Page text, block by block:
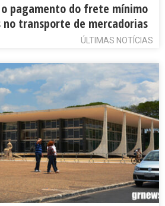
pagamento do frete mínimo
no transporte de mercadorias
ÚLTIMAS NOTÍCIAS